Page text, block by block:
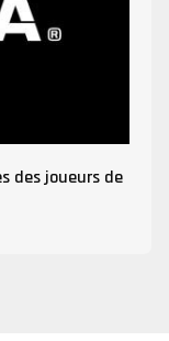
des joueurs de